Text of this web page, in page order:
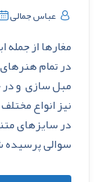
عباس جمالی
مغارها از
در تمام
مبل سازی و
نیز انواع
در سایزهای
سوالی